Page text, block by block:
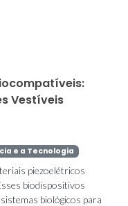
Vestíveis
e a Tecnologia
piezoelétricos
biodispositivos
biológicos para